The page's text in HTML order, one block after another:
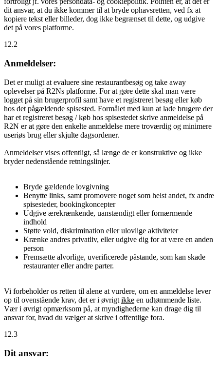
dit ansvar, at du ikke kommer til at bryde ophavsretten, ved fx at
kopiere tekst eller billeder, dog ikke begrænset til dette, og udgive
det på vores platforme.
12.2
Anmeldelser:
Det er muligt at evaluere sine restaurantbesøg og take away
oplevelser på R2Ns platforme. For at gøre dette skal man være
logget på sin brugerprofil samt have et registreret besøg eller køb
hos det pågældende spisested. Formålet med kun at lade brugere der
har et registreret besøg / køb hos spisestedet skrive anmeldelse på
R2N er at gøre den enkelte anmeldelse mere troværdig og minimere
useriøs brug eller skjulte dagsordener.
Anmeldelser vises offentligt, så længe de er konstruktive og ikke
bryder nedenstående retningslinjer.
Bryde gældende lovgivning
Benytte links, samt promovere noget som helst andet, fx andre
spisesteder, bookingkoncepter
Udgive ærekrænkende, uanstændigt eller fornærmende
indhold
Støtte vold, diskrimination eller ulovlige aktiviteter
Krænke andres privatliv, eller udgive dig for at være en anden
person
Fremsætte alvorlige, uverificerede påstande, som kan skade
restauranter eller andre parter.
Vi forbeholder os retten til alene at vurdere, om en anmeldelse lever
op til ovenstående krav, det er i øvrigt ikke en udtømmende liste.
Vær i øvrigt opmærksom på, at myndighederne kan drage dig til
ansvar for, hvad du vælger at skrive i offentlige fora.
12.3
Dit ansvar: